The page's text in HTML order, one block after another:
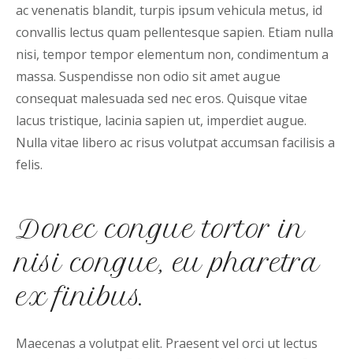
ac venenatis blandit, turpis ipsum vehicula metus, id
convallis lectus quam pellentesque sapien. Etiam nulla
nisi, tempor tempor elementum non, condimentum a
massa. Suspendisse non odio sit amet augue
consequat malesuada sed nec eros. Quisque vitae
lacus tristique, lacinia sapien ut, imperdiet augue.
Nulla vitae libero ac risus volutpat accumsan facilisis a
felis.
Donec congue tortor in
nisi congue, eu pharetra
ex finibus.
Maecenas a volutpat elit. Praesent vel orci ut lectus